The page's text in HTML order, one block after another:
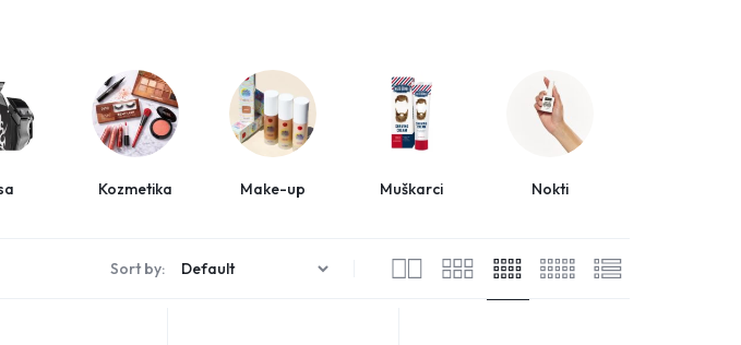
Kozmetika Make-up Muškarci Nokti
Sort by: